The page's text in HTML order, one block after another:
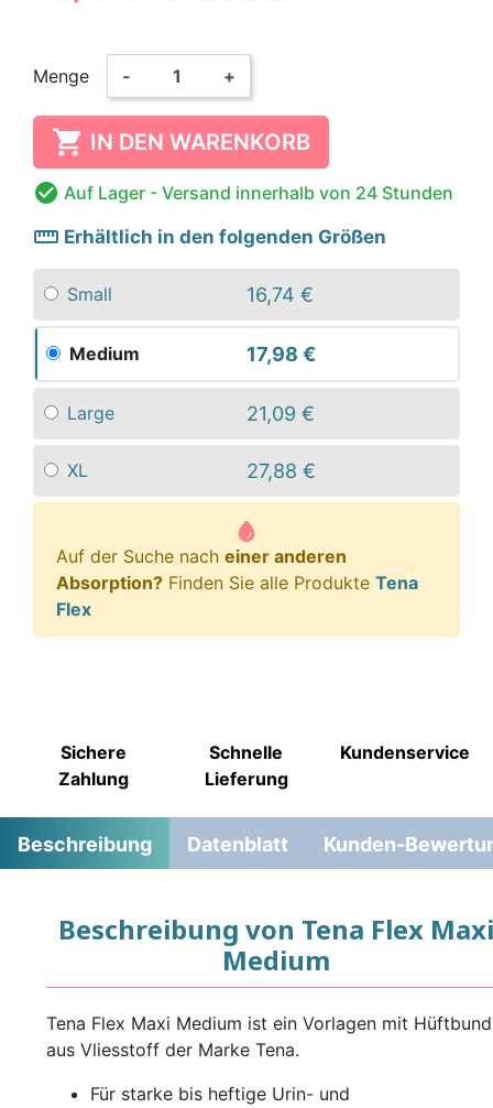
Menge - +
 IN DEN WARENKORB
 Auf Lager - Versand innerhalb von 24 Stunden
straighten Erhältlich in den folgenden Größen
Small 16,74 €
Medium 17,98 €
Large 21,09 €
XL 27,88 €
Auf der Suche nach einer anderen
Absorption? Finden Sie alle Produkte Tena
Flex
Sichere
Zahlung
Schnelle
Lieferung
Kundenservice
Beschreibung Datenblatt Kunden-
Beschreibung von Tena Flex Maxi
Medium
Tena Flex Maxi Medium ist ein Vorlagen mit Hüftbund
aus Vliesstoff der Marke Tena.
Für starke bis heftige Urin- und